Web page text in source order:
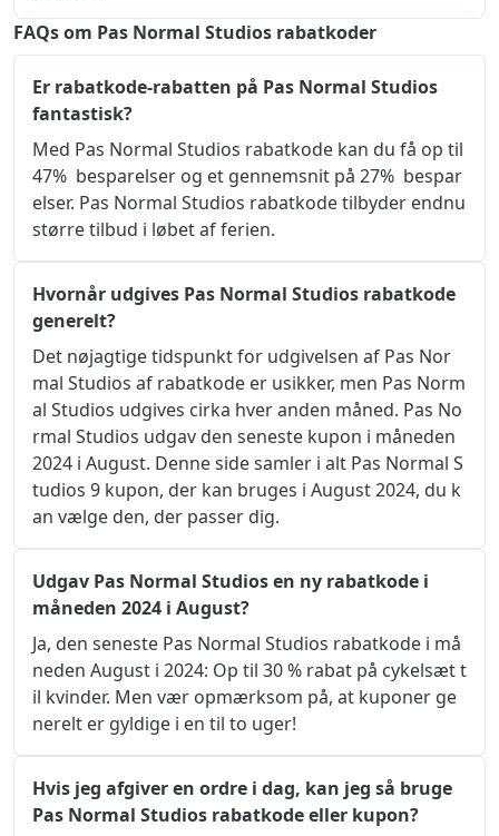
FAQs om Pas Normal Studios rabatkoder
Er rabatkode-rabatten på Pas Normal Studios
fantastisk?
Med Pas Normal Studios rabatkode kan du få op til
47%  besparelser og et gennemsnit på 27%  bespar
elser. Pas Normal Studios rabatkode tilbyder endnu
større tilbud i løbet af ferien.
Hvornår udgives Pas Normal Studios rabatkode
generelt?
Det nøjagtige tidspunkt for udgivelsen af ​​Pas Nor
mal Studios af rabatkode er usikker, men Pas Norm
al Studios udgives cirka hver anden måned. Pas No
rmal Studios udgav den seneste kupon i måneden
2024 i August. Denne side samler i alt Pas Normal S
tudios 9 kupon, der kan bruges i August 2024, du k
an vælge den, der passer dig.
Udgav Pas Normal Studios en ny rabatkode i
måneden 2024 i August?
Ja, den seneste Pas Normal Studios rabatkode i må
neden August i 2024: Op til 30 % rabat på cykelsæt t
il kvinder. Men vær opmærksom på, at kuponer ge
nerelt er gyldige i en til to uger!
Hvis jeg afgiver en ordre i dag, kan jeg så bruge
Pas Normal Studios rabatkode eller kupon?